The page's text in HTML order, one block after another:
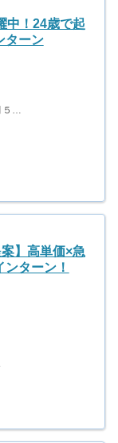
中！24歳で起
ターン
フルコミッション制（１成約あたり8-25万） 月５０万以上稼ぐインターン生も多数います！ ■収入例 ○入社１ヶ月目（明治大学2年生） 役職：アポインター 月間１契約×８万円＝８万円 ＋交通費 ○入社３ヶ月目（東京大学２年生） 役職：アポインター（ランク：ブロンズ） 月間３契約×10万円＝30万円 ＋交通費 ○入社６ヶ月目（早稲田大学３年生） 役職：アポインター（ランク：シルバー） 月間５契約×12万円＝60万円 ＋交通費 ○入社15ヶ月目（慶應大学３年生） 役職：クローザー 月間３契約×25万＝75万円 ＋交通費
】高単価×急
ターン！